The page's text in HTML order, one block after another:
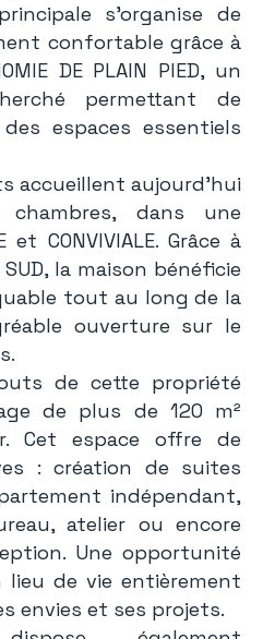
s’organise de
confortable grâce à
DE PLAIN PIED, un
permettant de
espaces essentiels
accueillent aujourd’hui
dans une
et CONVIVIALE. Grâce à
la maison bénéficie
tout au long de la
ouverture sur le
de cette propriété
de plus de 120 m²
Cet espace offre de
: création de suites
indépendant,
atelier ou encore
Une opportunité
lieu de vie entièrement
envies et ses projets.